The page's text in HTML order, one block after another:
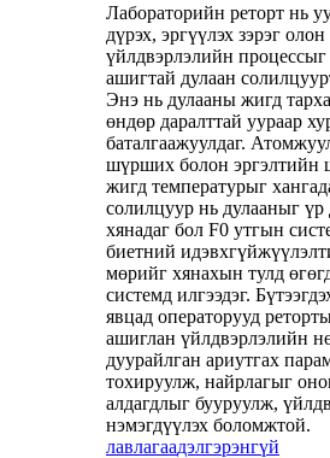
Лабораторийн реторт нь
дүрэх, эргүүлэх зэрэг
үйлдвэрлэлийн процессыг
ашигтай дулаан
Энэ нь дулааны жигд
өндөр даралттай уураар
баталгаажуулдаг.
шүрших болон эргэлтийн
жигд температурыг
солилцуур нь дулааныг
хянадаг бол F0 утгын
биетний
мөрийг хянахын тулд
системд илгээдэг.
явцад операторууд
ашиглан үйлдвэрлэлийн
дуурайлган ариутгах
тохируулж, найрлагыг
алдагдлыг бууруулж,
нэмэгдүүлэх боломжтой.
лавлагаадэлгэрэнгүй